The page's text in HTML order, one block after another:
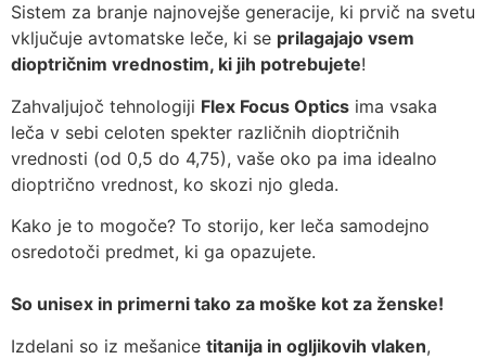
Sistem za branje najnovejše generacije, ki prvič na svetu
vključuje avtomatske leče, ki se prilagajajo vsem
dioptričnim vrednostim, ki jih potrebujete!
Zahvaljujoč tehnologiji Flex Focus Optics ima vsaka
leča v sebi celoten spekter različnih dioptričnih
vrednosti (od 0,5 do 4,75), vaše oko pa ima idealno
dioptrično vrednost, ko skozi njo gleda.
Kako je to mogoče? To storijo, ker leča samodejno
osredotoči predmet, ki ga opazujete.
So unisex in primerni tako za moške kot za ženske!
Izdelani so iz mešanice titanija in ogljikovih vlaken,